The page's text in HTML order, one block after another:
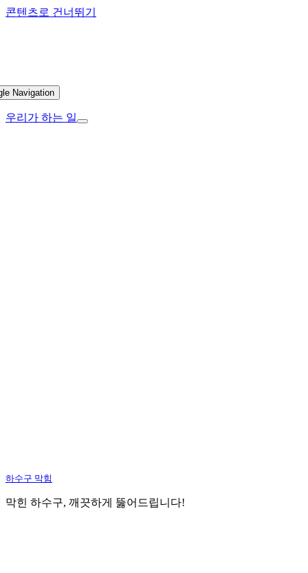
콘텐츠로 건너뛰기
Navigation
우리가 하는 일
하수구 막힘
막힌 하수구, 깨끗하게 뚫어드립니다!